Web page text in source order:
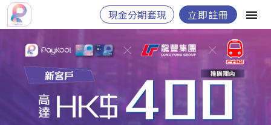
現金分期套現 立即註冊